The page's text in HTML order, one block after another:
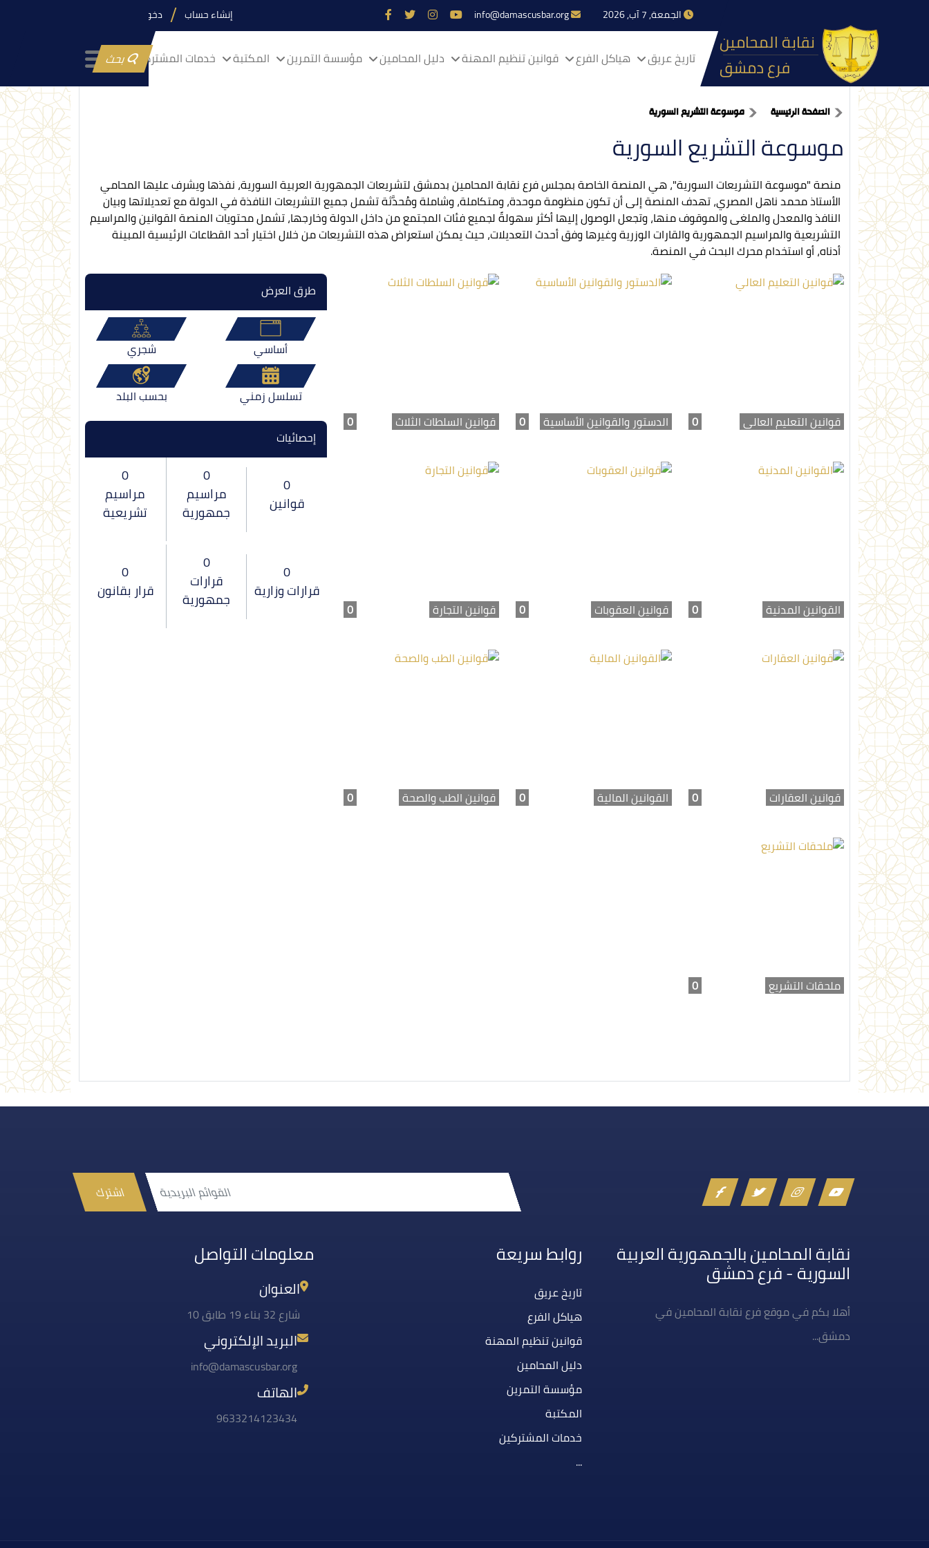
دخول إنشاء حساب info@damascusbar.org الجمعة, 7 آب, 2026
تاريخ عريق هياكل الفرع قوانين تنظيم المهنة دليل المحامين مؤسسة التمرين المكتبة خدمات المشتركينبحث
نقابة المحامين
فرع دمشق
الصفحة الرئيسية موسوعة التشريع السورية
موسوعة التشريع السورية
منصة "موسوعة التشريعات السورية"، هي المنصة الخاصة بمجلس فرع نقابة المحامين بدمشق لتشريعات الجمهورية العربية السورية، نفذها ويشرف عليها المحامي
الأستاذ محمد ناهل المصري، تهدف المنصة إلى أن تكون منظومة موحدة، ومتكاملة، وشاملة ومُحدَّثة تشمل جميع التشريعات النافذة في الدولة مع تعديلاتها وبيان
النافذ والمعدل والملغى والموقوف منها، وتجعل الوصول إليها أكثر سهولةً لجميع فئات المجتمع من داخل الدولة وخارجها، تشمل محتويات المنصة القوانين والمراسيم
التشريعية والمراسيم الجمهورية والقارات الوزرية وغيرها وفق أحدث التعديلات، حيث يمكن استعراض هذه التشريعات من خلال اختيار أحد القطاعات الرئيسية المبينة
أدناه، أو استخدام محرك البحث في المنصة.
قوانين التعليم العالي 0 الدستور والقوانين الأساسية 0 قوانين السلطات الثلاث 0
القوانين المدنية 0 قوانين العقوبات 0 قوانين التجارة 0
قوانين العقارات 0 القوانين المالية 0 قوانين الطب والصحة 0
ملحقات التشريع 0
طرق العرض
أساسي شجري
تسلسل زمني
بحسب البلد
إحصائيات
0
قوانين
0
مراسيم
جمهورية
0
مراسيم
تشريعية
0
قرارات وزارية
0
قرارات
جمهورية
0
قرار بقانون
اشترك
نقابة المحامين بالجمهورية العربية
السورية - فرع دمشق
أهلا بكم في موقع فرع نقابة المحامين في
دمشق...
روابط سريعة
تاريخ عريق
هياكل الفرع
قوانين تنظيم المهنة
دليل المحامين
مؤسسة التمرين
المكتبة
خدمات المشتركين
...
معلومات التواصل
العنوان
شارع 32 بناء 19 طابق 10
البريد الإلكتروني
info@damascusbar.org
الهاتف
9633214123434